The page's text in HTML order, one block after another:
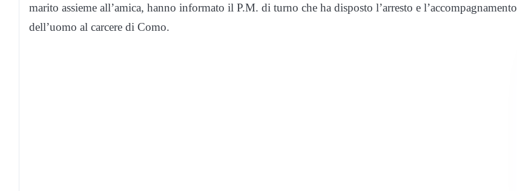
marito assieme all’amica, hanno informato il P.M. di turno che ha disposto l’arresto e l’accompagnamento
dell’uomo al carcere di Como.